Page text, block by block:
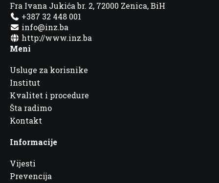
Fra Ivana Jukića br. 2, 72000 Zenica, BiH
+387 32 448 001
info@inz.ba
http://www.inz.ba
Meni
Usluge za korisnike
Institut
Kvalitet i procedure
Šta radimo
Kontakt
Informacije
Vijesti
Prevencija